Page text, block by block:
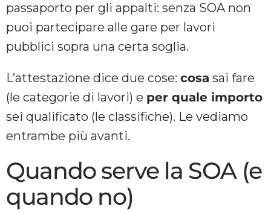
passaporto per gli appalti: senza SOA non
puoi partecipare alle gare per lavori
pubblici sopra una certa soglia.
L’attestazione dice due cose: cosa sai fare
(le categorie di lavori) e per quale importo
sei qualificato (le classifiche). Le vediamo
entrambe più avanti.
Quando serve la SOA (e
quando no)